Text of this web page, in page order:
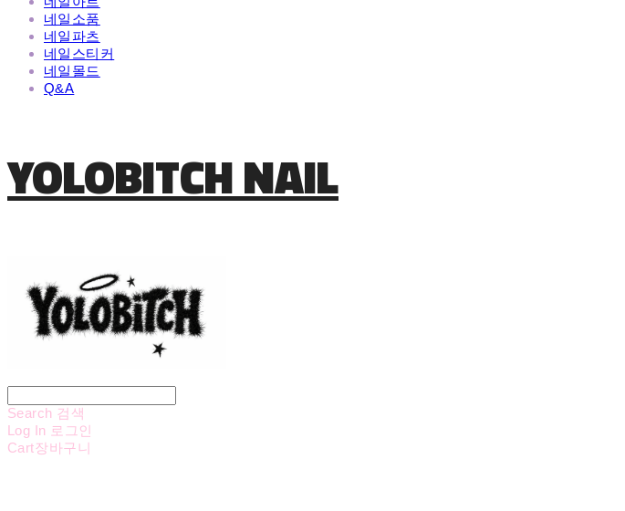
네일소품
네일파츠
네일스티커
네일몰드
Q&A
YOLOBITCH NAIL
Search 검색
Log In 로그인
Cart장바구니